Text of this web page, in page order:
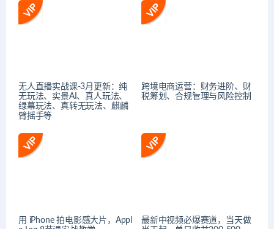
无人直播实战课-3月更新：纯
无玩法、实景AI、真人玩法、
绿幕玩法、真转无玩法、麒麟
臂摇手等
跨境电商运营：财务进阶、财
税筹划、合规管理与风险控制
用 iPhone 拍电影感大片，Appl
最新中视频必爆赛道，当天做